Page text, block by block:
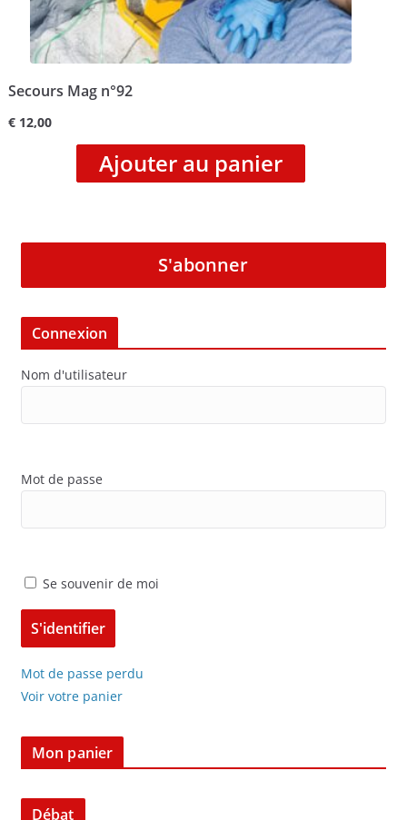
Secours Mag n°92
€12,00
Ajouter au panier
S'abonner
Connexion
Nom d'utilisateur
Mot de passe
Se souvenir de moi
Mot de passe perdu
Voir votre panier
Mon panier
Débat